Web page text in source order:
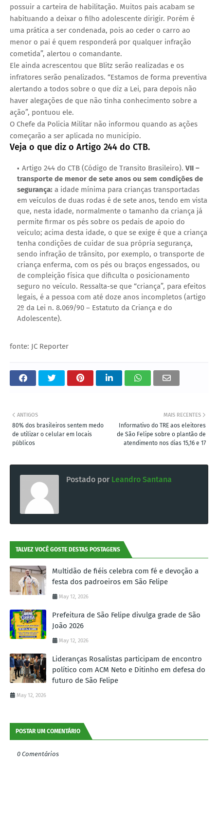
possuir a carteira de habilitação. Muitos pais acabam se
habituando a deixar o filho adolescente dirigir. Porém é
uma prática a ser condenada, pois ao ceder o carro ao
menor o pai é quem responderá por qualquer infração
cometida”, alertou o comandante.
Ele ainda acrescentou que Blitz serão realizadas e os
infratores serão penalizados. “Estamos de forma preventiva
alertando a todos sobre o que diz a Lei, para depois não
haver alegações de que não tinha conhecimento sobre a
ação”, pontuou ele.
O Chefe da Policia Militar não informou quando as ações
começarão a ser aplicada no município.
Veja o que diz o Artigo 244 do CTB.
Artigo 244 do CTB (Código de Transito Brasileiro). VII –
transporte de menor de sete anos ou sem condições de
segurança: a idade mínima para crianças transportadas
em veículos de duas rodas é de sete anos, tendo em vista
que, nesta idade, normalmente o tamanho da criança já
permite firmar os pés sobre os pedais de apoio do
veículo; acima desta idade, o que se exige é que a criança
tenha condições de cuidar de sua própria segurança,
sendo infração de trânsito, por exemplo, o transporte de
criança enferma, com os pés ou braços engessados, ou
de compleição física que dificulta o posicionamento
seguro no veículo. Ressalta-se que “criança”, para efeitos
legais, é a pessoa com até doze anos incompletos (artigo
2º da Lei n. 8.069/90 – Estatuto da Criança e do
Adolescente).
fonte: JC Reporter
MAIS RECENTES
Informativo do TRE aos eleitores
de São Felipe sobre o plantão de
atendimento nos dias 15,16 e 17
ANTIGOS
80% dos brasileiros sentem medo
de utilizar o celular em locais
públicos
Postado por Leandro Santana
TALVEZ VOCÊ GOSTE DESTAS POSTAGENS
Multidão de fiéis celebra com fé e devoção a
festa dos padroeiros em São Felipe
May 12, 2026
Prefeitura de São Felipe divulga grade de São
João 2026
May 12, 2026
Lideranças Rosalistas participam de encontro
político com ACM Neto e Ditinho em defesa do
futuro de São Felipe
May 12, 2026
POSTAR UM COMENTÁRIO
0 Comentários